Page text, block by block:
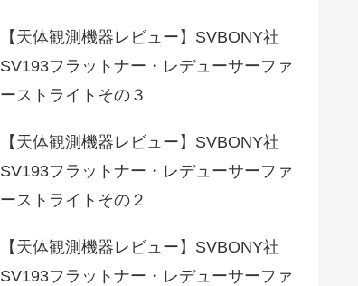
【天体観測機器レビュー】SVBONY社
SV193フラットナー・レデューサーファ
ーストライトその３
【天体観測機器レビュー】SVBONY社
SV193フラットナー・レデューサーファ
ーストライトその２
【天体観測機器レビュー】SVBONY社
SV193フラットナー・レデューサーファ